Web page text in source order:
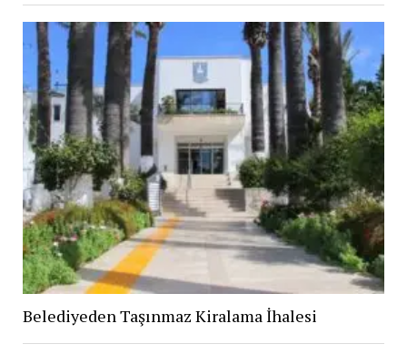
Belediyeden Taşınmaz Kiralama İhalesi